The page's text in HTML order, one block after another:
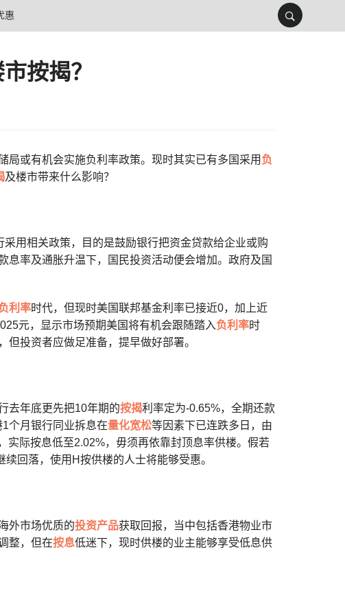
惠
按揭？
局或有机会实施负利率政策。现时其实已有多国采用 负
及楼市带来什么影响？
用相关政策，目的是鼓励银行把资金贷款给企业或购
率及通胀升温下，国民投资活动便会增加。政府及国
利率时代，但现时美国联邦基金利率已接近0，加上近
元，显示市场预期美国将有机会跟随踏入负利率时
投资者应做足准备，提早做好部署。
去年底更先把10年期的按揭利率定为-0.65%，全期还款
个月银行同业拆息在量化宽松等因素下已连跌多日，由
实际按息低至2.02%，毋须再依靠封顶息率供楼。假若
回落，使用H按供楼的人士将能够受惠。
外市场优质的投资产品获取回报，当中包括香港物业市
整，但在按息低迷下，现时供楼的业主能够享受低息供